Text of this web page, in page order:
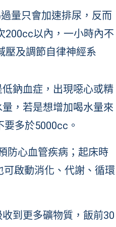
量只會加速排尿，反而
200cc以內，一小時內不
壓及調節自律神經系
鈉血症，出現噁心或精
，若是想增加喝水量來
多於5000cc。
防心血管疾病；起床時
啟動消化、代謝、循環
到更多礦物質，飯前30